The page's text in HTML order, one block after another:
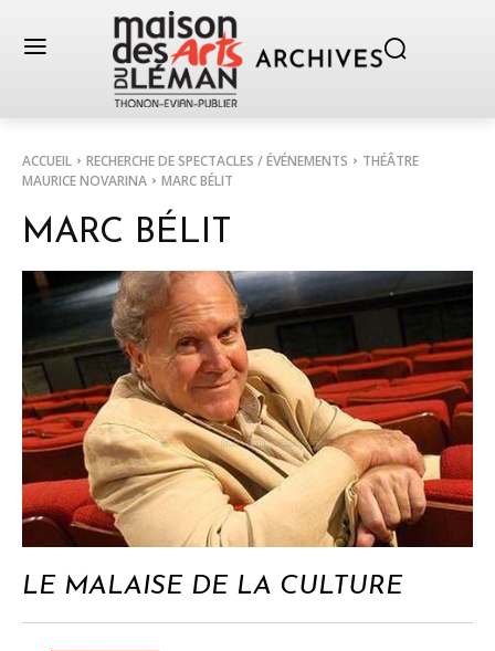
ACCUEIL RECHERCHE DE SPECTACLES / ÉVÉNEMENTS
THÉÂTRE
MAURICE NOVARINA
MARC BÉLIT
MARC BÉLIT
LE MALAISE DE LA CULTURE